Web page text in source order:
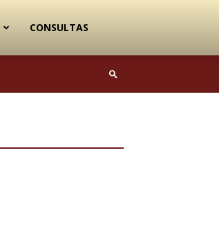
CONSULTAS